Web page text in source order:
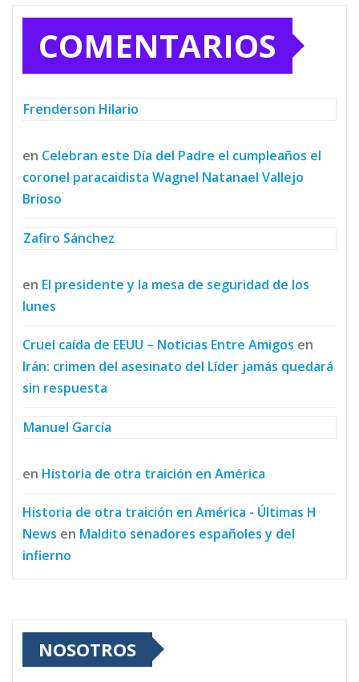
COMENTARIOS
Frenderson Hilario
en Celebran este Día del Padre el cumpleaños el
coronel paracaidista Wagnel Natanael Vallejo
Brioso
Zafiro Sánchez
en El presidente y la mesa de seguridad de los
lunes
Cruel caída de EEUU – Noticias Entre Amigos en
Irán: crimen del asesinato del Líder jamás quedará
sin respuesta
Manuel García
en Historia de otra traición en América
Historia de otra traición en América - Últimas H
News en Maldito senadores españoles y del
infierno
NOSOTROS